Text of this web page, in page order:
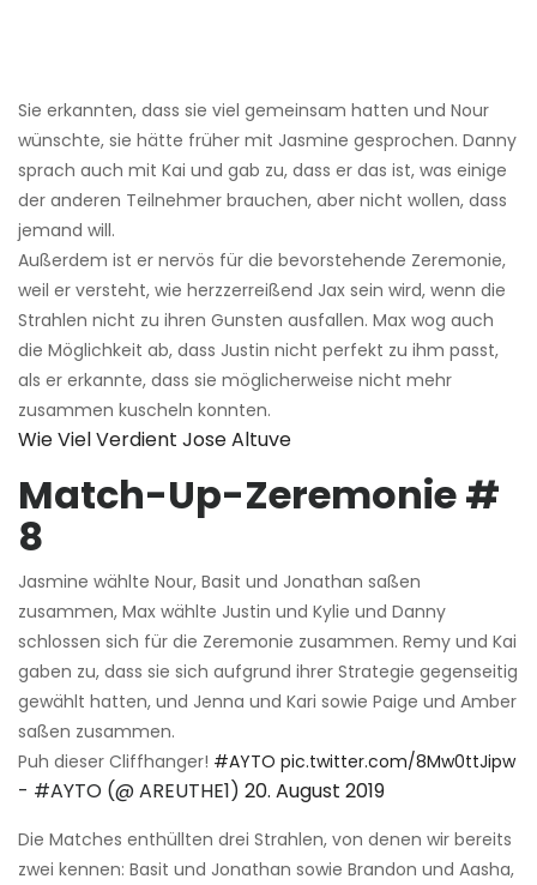
Sie erkannten, dass sie viel gemeinsam hatten und Nour
wünschte, sie hätte früher mit Jasmine gesprochen. Danny
sprach auch mit Kai und gab zu, dass er das ist, was einige
der anderen Teilnehmer brauchen, aber nicht wollen, dass
jemand will.
Außerdem ist er nervös für die bevorstehende Zeremonie,
weil er versteht, wie herzzerreißend Jax sein wird, wenn die
Strahlen nicht zu ihren Gunsten ausfallen. Max wog auch
die Möglichkeit ab, dass Justin nicht perfekt zu ihm passt,
als er erkannte, dass sie möglicherweise nicht mehr
zusammen kuscheln konnten.
Wie Viel Verdient Jose Altuve
Match-Up-Zeremonie #
8
Jasmine wählte Nour, Basit und Jonathan saßen
zusammen, Max wählte Justin und Kylie und Danny
schlossen sich für die Zeremonie zusammen. Remy und Kai
gaben zu, dass sie sich aufgrund ihrer Strategie gegenseitig
gewählt hatten, und Jenna und Kari sowie Paige und Amber
saßen zusammen.
Puh dieser Cliffhanger! #AYTO pic.twitter.com/8Mw0ttJipw
- #AYTO (@ AREUTHE1) 20. August 2019
Die Matches enthüllten drei Strahlen, von denen wir bereits
zwei kennen: Basit und Jonathan sowie Brandon und Aasha,